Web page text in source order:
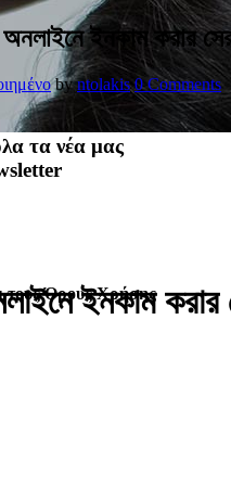
ইনকাম
ইনকাম করার
byntolakis 0 Comments
τα νέα μας
τους Όρους Χρήσης